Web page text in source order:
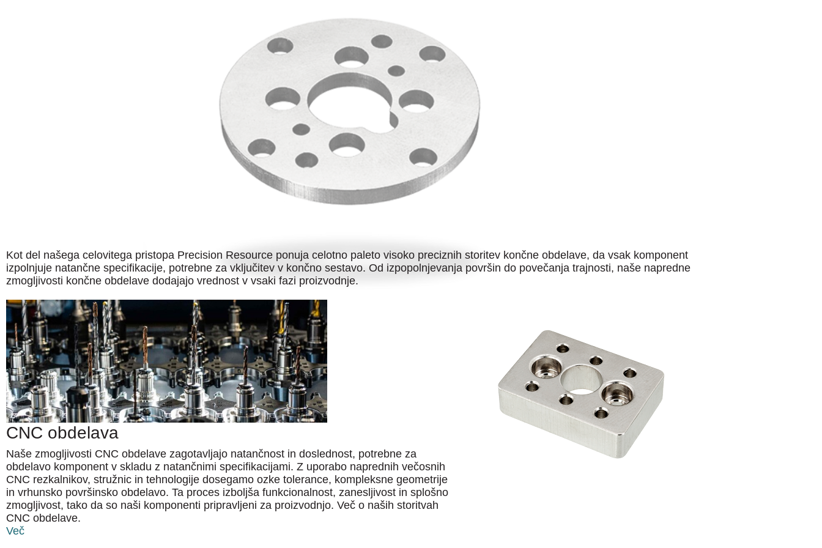
Kot del našega celovitega pristopa Precision Resource ponuja celotno paleto visoko preciznih storitev končne obdelave, da vsak komponent
izpolnjuje natančne specifikacije, potrebne za vključitev v končno sestavo. Od izpopolnjevanja površin do povečanja trajnosti, naše napredne
zmogljivosti končne obdelave dodajajo vrednost v vsaki fazi proizvodnje.
CNC obdelava
Naše zmogljivosti CNC obdelave zagotavljajo natančnost in doslednost, potrebne za
obdelavo komponent v skladu z natančnimi specifikacijami. Z uporabo naprednih večosnih
CNC rezkalnikov, stružnic in tehnologije dosegamo ozke tolerance, kompleksne geometrije
in vrhunsko površinsko obdelavo. Ta proces izboljša funkcionalnost, zanesljivost in splošno
zmogljivost, tako da so naši komponenti pripravljeni za proizvodnjo. Več o naših storitvah
CNC obdelave.
Več